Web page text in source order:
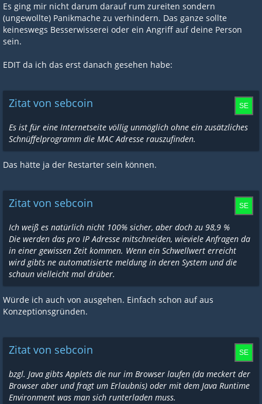
Es ging mir nicht darum darauf rum zureiten sondern
(ungewollte) Panikmache zu verhindern. Das ganze sollte
keineswegs Besserwisserei oder ein Angriff auf deine Person
sein.
EDIT da ich das erst danach gesehen habe:
Zitat von sebcoin
Es ist für eine Internetseite völlig unmöglich ohne ein zusätzliches
Schnüffelprogramm die MAC Adresse rauszufinden.
Das hätte ja der Restarter sein können.
Zitat von sebcoin
Ich weiß es natürlich nicht 100% sicher, aber doch zu 98,9 %
Die werden das pro IP Adresse mitschneiden, wieviele Anfragen da
in einer gewissen Zeit kommen. Wenn ein Schwellwert erreicht
wird gibts ne automatisierte meldung in deren System und die
schaun vielleicht mal drüber.
Würde ich auch von ausgehen. Einfach schon auf aus
Konzeptionsgründen.
Zitat von sebcoin
bzgl. Java gibts Applets die nur im Browser laufen (da meckert der
Browser aber und fragt um Erlaubnis) oder mit dem Java Runtime
Environment was man sich runterladen muss.